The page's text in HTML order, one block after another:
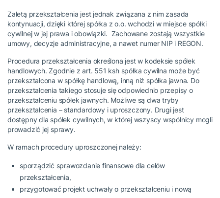
Zaletą przekształcenia jest jednak związana z nim zasada
kontynuacji, dzięki której spółka z o.o. wchodzi w miejsce spółki
cywilnej w jej prawa i obowiązki. Zachowane zostają wszystkie
umowy, decyzje administracyjne, a nawet numer NIP i REGON.
Procedura przekształcenia określona jest w kodeksie spółek
handlowych. Zgodnie z art. 551 ksh spółka cywilna może być
przekształcona w spółkę handlową, inną niż spółka jawna. Do
przekształcenia takiego stosuje się odpowiednio przepisy o
przekształceniu spółek jawnych. Możliwe są dwa tryby
przekształcenia – standardowy i uproszczony. Drugi jest
dostępny dla spółek cywilnych, w której wszyscy wspólnicy mogli
prowadzić jej sprawy.
W ramach procedury uproszczonej należy:
sporządzić sprawozdanie finansowe dla celów
przekształcenia,
przygotować projekt uchwały o przekształceniu i nową